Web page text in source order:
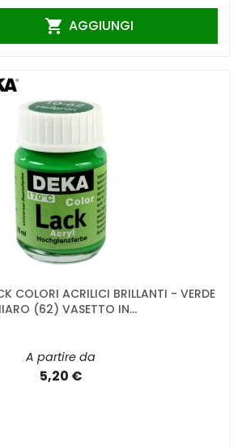
 AGGIUNGI
COLORI ACRILICI BRILLANTI - VERDE
(62) VASETTO IN...
A partire da
5,20 €